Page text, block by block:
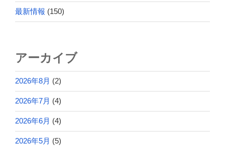
最新情報 (150)
アーカイブ
2026年8月 (2)
2026年7月 (4)
2026年6月 (4)
2026年5月 (5)